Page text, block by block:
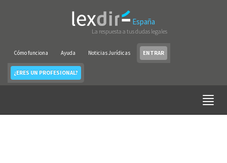
España
La respuesta a tus dudas legales
Cómo funciona Ayuda Noticias Jurídicas ENTRAR
¿ERES UN PROFESIONAL?